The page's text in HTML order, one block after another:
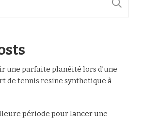
une parfaite planéité lors d’une
de tennis resine synthetique à
période pour lancer une